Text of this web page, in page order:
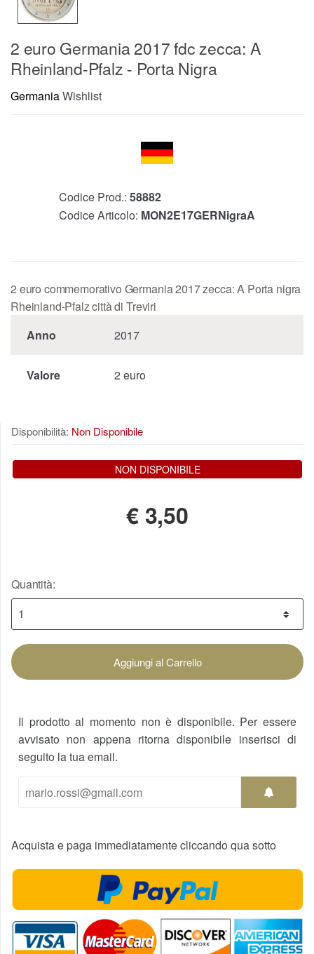
2 euro Germania 2017 fdc zecca: A
Rheinland-Pfalz - Porta Nigra
GermaniaWishlist
Codice Prod.: 58882
Codice Articolo: MON2E17GERNigraA
2 euro commemorativo Germania 2017 zecca: A Porta nigra
Rheinland-Pfalz città di Treviri
Anno
2017
Valore 2 euro
Disponibilità: Non Disponibile
NON DISPONIBILE
€ 3,50
Quantità:
Aggiungi al Carrello
Il prodotto al momento non è disponibile. Per essere
avvisato non appena ritorna disponibile inserisci di
seguito la tua email.
Acquista e paga immediatamente cliccando qua sotto